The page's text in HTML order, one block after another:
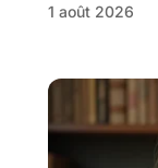
1 août 2026